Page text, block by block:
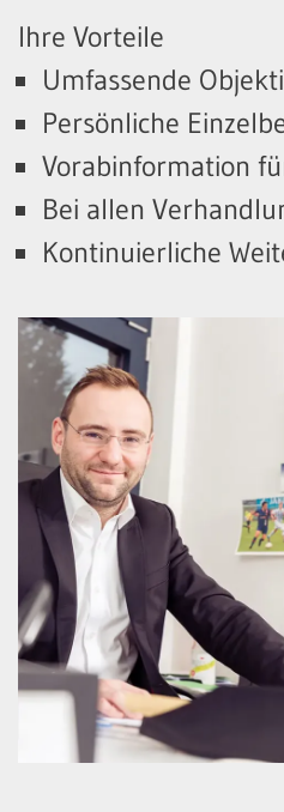
Ihre Vorteile
Umfassende
Persönliche
Vorabinformation
Bei allen
Kontinuierliche